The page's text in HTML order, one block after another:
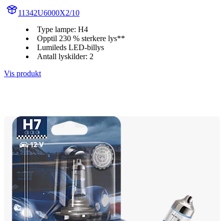
11342U6000X2/10
Type lampe: H4
Opptil 230 % sterkere lys**
Lumileds LED-billys
Antall lyskilder: 2
Vis produkt